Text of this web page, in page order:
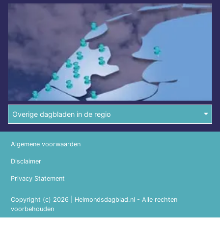
Overige dagbladen in de regio
Copyright (c) 2026 | Helmondsdagblad.nl - Alle rechten
voorbehouden
Algemene voorwaarden
Disclaimer
Privacy Statement